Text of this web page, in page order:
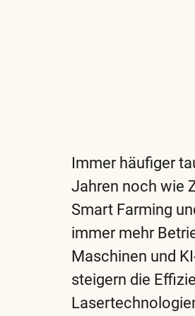
Immer häufiger
Jahren noch wie
Smart Farming
immer mehr
Maschinen und
steigern die